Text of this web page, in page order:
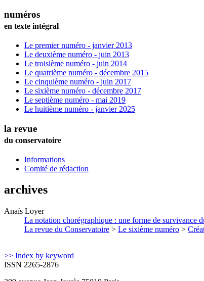
numéros
en texte intégral
Le premier numéro - janvier 2013
Le deuxième numéro - juin 2013
Le troisième numéro - juin 2014
Le quatrième numéro - décembre 2015
Le cinquième numéro - juin 2017
Le sixième numéro - décembre 2017
Le septième numéro - mai 2019
Le huitième numéro - janvier 2025
la revue
du conservatoire
Informations
Comité de rédaction
archives
Anaïs Loyer
La notation chorégraphique : une forme de survivance
La revue du Conservatoire > Le sixième numéro >
>> Index by keyword
ISSN 2265-2876